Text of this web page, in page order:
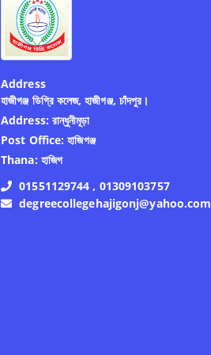
Address
হাজীগঞ্জ ডিগ্রি কলেজ, হাজীগঞ্জ, চাঁদপুর।
Address: রান্ধুনীমূড়া
Post Office: হাজিগঞ্জ
Thana: হাজিগ
01551129744 , 01309103757
degreecollegehajigonj@yahoo.com